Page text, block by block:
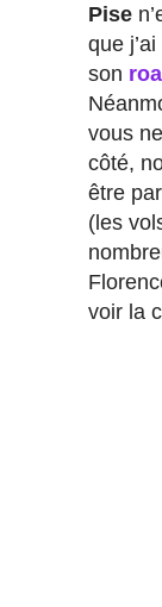
Pise
que
son
vous
côté,
être
(les
voir la